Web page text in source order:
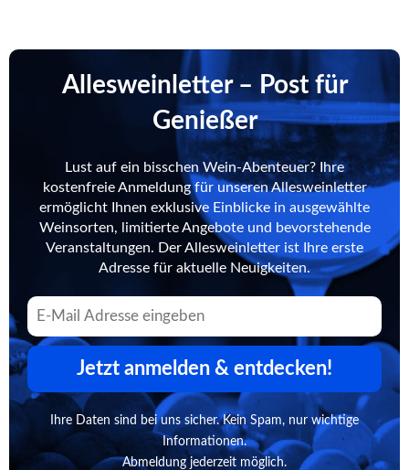
Allesweinletter – Post für
Genießer
Lust auf ein bisschen Wein-Abenteuer? Ihre
kostenfreie Anmeldung für unseren Allesweinletter
ermöglicht Ihnen exklusive Einblicke in ausgewählte
Weinsorten, limitierte Angebote und bevorstehende
Veranstaltungen. Der Allesweinletter ist Ihre erste
Adresse für aktuelle Neuigkeiten.
Jetzt anmelden & entdecken!
Ihre Daten sind bei uns sicher. Kein Spam, nur wichtige
Informationen.
Abmeldung jederzeit möglich.